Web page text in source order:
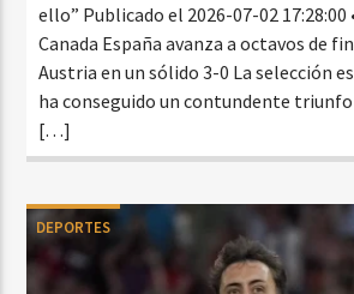
ello” Publicado el 2026-07-02 17:28:00
Canada España avanza a octavos de
Austria en un sólido 3-0 La selección
ha conseguido un contundente
[…]
DEPORTES